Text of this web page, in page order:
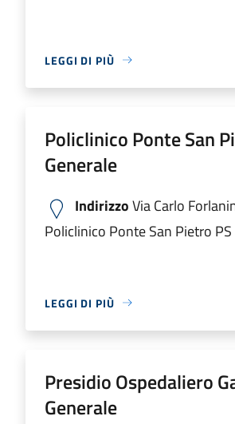
LEGGI DI PIÙ
Policlinico Ponte San
Generale
IndirizzoVia Carlo
Policlinico Ponte San Pietro PS
LEGGI DI PIÙ
Presidio Ospedaliero
Generale